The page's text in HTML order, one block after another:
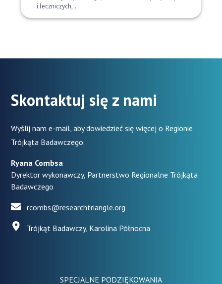
i leczniczych,…
Skontaktuj się z nami
Wyślij nam e-mail, aby dowiedzieć się więcej o Regionie
Trójkąta Badawczego.
Ryana Combsa
Dyrektor wykonawczy, Partnerstwo Regionalne Trójkąta
Badawczego
rcombs@researchtriangle.org
Trójkąt Badawczy, Karolina Północna
SPECJALNE PODZIĘKOWANIA